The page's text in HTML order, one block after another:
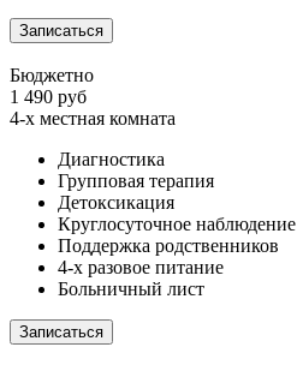
Записаться
Бюджетно
1 490 руб
4-х местная комната
Диагностика
Групповая терапия
Детоксикация
Круглосуточное наблюдение
Поддержка родственников
4-х разовое питание
Больничный лист
Записаться